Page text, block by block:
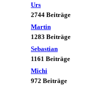
Urs
2744 Beiträge
Martin
1283 Beiträge
Sebastian
1161 Beiträge
Michi
972 Beiträge
Extreme Hitze/Hitzewelle
wohl vom Tisch, Mittelfrist
trotzdem unsicher...
Wettervorhersage 07.08.26